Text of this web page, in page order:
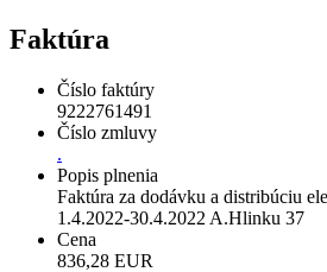
Faktúra
Číslo faktúry
9222761491
Číslo zmluvy
.
Popis plnenia
Faktúra za dodávku a distribúciu
1.4.2022-30.4.2022 A.Hlinku 37
Cena
836,28 EUR